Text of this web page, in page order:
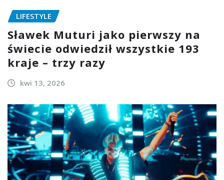
LIFESTYLE
Sławek Muturi jako pierwszy na
świecie odwiedził wszystkie 193
kraje – trzy razy
kwi 13, 2026